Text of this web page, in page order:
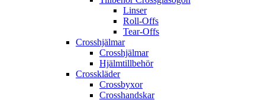
Linser
Roll-Offs
Tear-Offs
Crosshjälmar
Crosshjälmar
Hjälmtillbehör
Crosskläder
Crossbyxor
Crosshandskar